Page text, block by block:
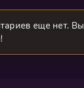
еще нет.